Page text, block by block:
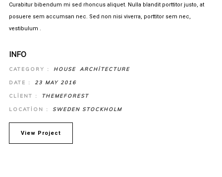
Curabitur bibendum mi sed rhoncus aliquet. Nulla blandit porttitor justo, at
posuere sem accumsan nec. Sed non nisi viverra, porttitor sem nec,
vestibulum .
INFO
CATEGORY : HOUSE ARCHITECTURE
DATE : 23 MAY 2016
CLIENT : THEMEFOREST
LOCATION : SWEDEN STOCKHOLM
View Project